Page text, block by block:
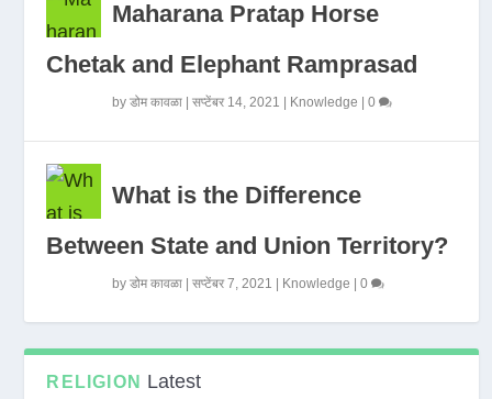
Maharana Pratap Horse
Chetak and Elephant Ramprasad
byडोम कावळा |सप्टेंबर 14, 2021 Knowledge |0
What is the Difference
Between State and Union Territory?
byडोम कावळा |सप्टेंबर 7, 2021 Knowledge |0
RELIGION Latest